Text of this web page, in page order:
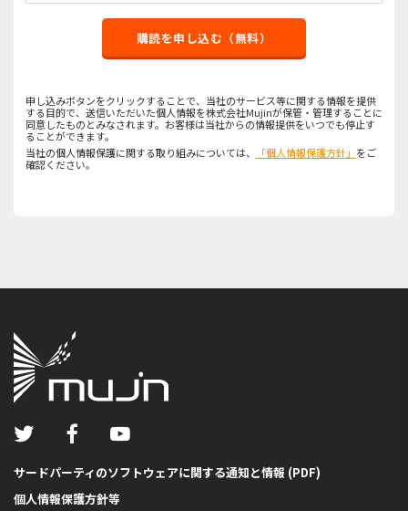
購読を申し込む（無料）
申し込みボタンをクリックすることで、当社のサービス等に関する情報を提供
する目的で、送信いただいた個人情報を株式会社Mujinが保管・管理することに
同意したものとみなされます。お客様は当社からの情報提供をいつでも停止す
ることができます。
当社の個人情報保護に関する取り組みについては、
「個人情報保護方針」 をご
確認ください。
サードパーティのソフトウェアに関する通知と情報 (PDF)
個人情報保護方針等